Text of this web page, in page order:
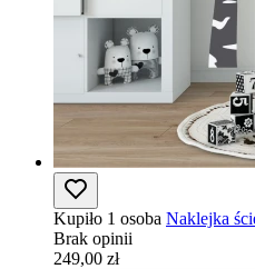
Kupiło 1 osoba Naklejka
Brak opinii
249,00 zł